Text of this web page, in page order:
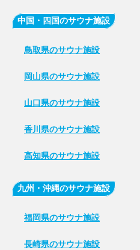
中国・四国のサウナ施設
鳥取県のサウナ施設
岡山県のサウナ施設
山口県のサウナ施設
香川県のサウナ施設
高知県のサウナ施設
九州・沖縄のサウナ施設
福岡県のサウナ施設
長崎県のサウナ施設